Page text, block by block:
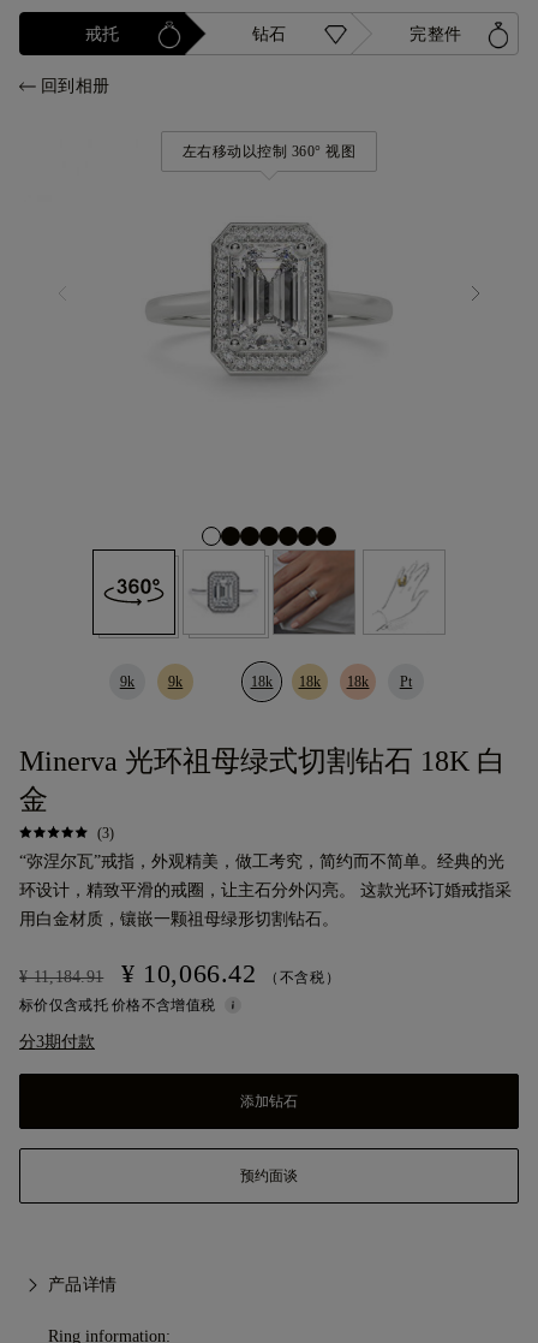
戒托 钻石 完整件
回到相册
左右移动以控制 360° 视图
9k 9k 18k 18k 18k Pt
Minerva 光环祖母绿式切割钻石 18K 白
金
(3)
“弥涅尔瓦”戒指，外观精美，做工考究，简约而不简单。经典的光
环设计，精致平滑的戒圈，让主石分外闪亮。 这款光环订婚戒指采
用白金材质，镶嵌一颗祖母绿形切割钻石。
¥ 11,184.91 ¥ 10,066.42
（不含税）
标价仅含戒托 价格不含增值税
分3期付款
添加钻石
预约面谈
产品详情
Ring information: